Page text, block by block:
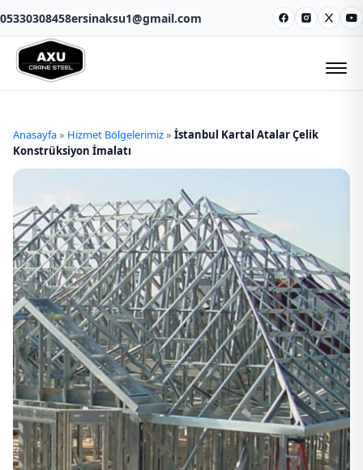
05330308458ersinaksu1@gmail.com Facebook
Instagram
X
Anasayfa» Hizmet Bölgelerimiz» İstanbul Kartal Atalar Çelik
Konstrüksiyon İmalatı